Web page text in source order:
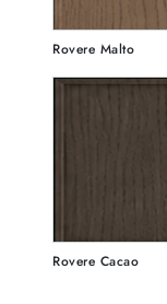
Rovere Malto
Rovere Cacao